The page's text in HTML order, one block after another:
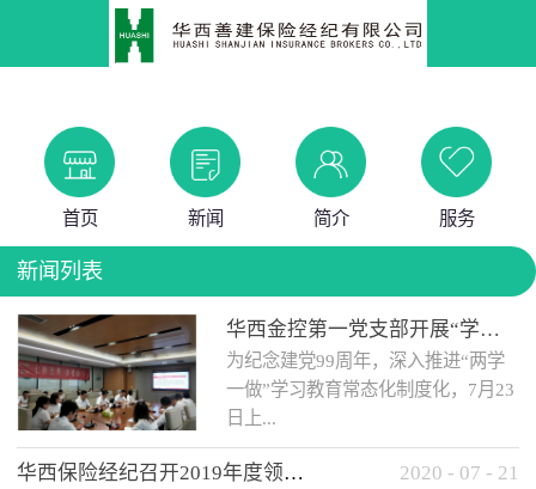
首页 新闻 简介 服务
新闻列表
华西金控第一党支部开展“学党史 知党情 做合格党员”主题教育工作会
为纪念建党99周年，深入推进“两学
一做”学习教育常态化制度化，7月23
日上...
华西保险经纪召开2019年度领导班子述职考核工作会 2020 - 07 - 21